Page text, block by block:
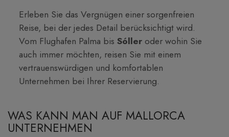
Erleben Sie das Vergnügen einer sorgenfreien
Reise, bei der jedes Detail berücksichtigt wird.
Vom Flughafen Palma bisSóller oder wohin Sie
auch immer möchten, reisen Sie mit einem
vertrauenswürdigen und komfortablen
Unternehmen bei Ihrer Reservierung.
WAS KANN MAN AUF MALLORCA
UNTERNEHMEN